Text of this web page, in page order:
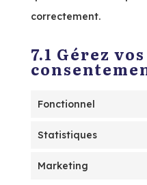
correctement.
7.1 Gérez
Fonctionnel
Statistiques
Marketing